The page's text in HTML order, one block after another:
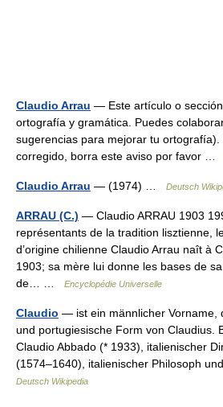
Claudio Arrau — Este artículo o
ortografía y gramática. Puedes
sugerencias para mejorar tu ortografía).
corregido, borra este aviso por favor …
Claudio Arrau — (1974) … Deutsch
ARRAU (C.) — Claudio ARRAU 1903
représentants de la tradition lisztienne,
d’origine chilienne Claudio Arrau naît à
1903; sa mère lui donne les bases de
de… …
Encyclopédie Universelle
Claudio — ist ein männlicher Vorname,
und portugiesische Form von Claudius.
Claudio Abbado (* 1933), italienischer
(1574–1640), italienischer Philosoph
Deutsch Wikipedia